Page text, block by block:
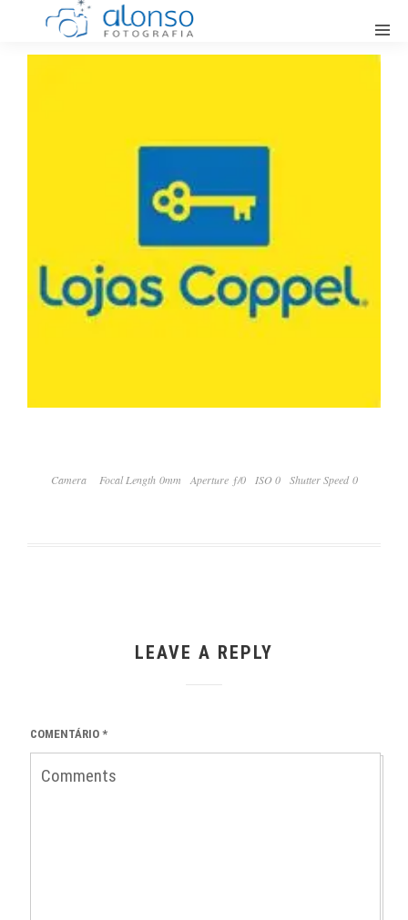
Camera Focal Length 0mm Aperture ƒ/0 ISO 0 Shutter Speed 0
LEAVE A REPLY
COMENTÁRIO *